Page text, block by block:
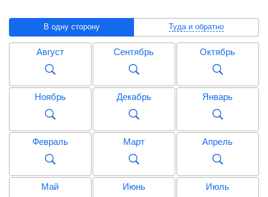
В одну сторону Туда и обратно
Август Сентябрь Октябрь
Ноябрь Декабрь Январь
Февраль Март Апрель
Май Июнь Июль